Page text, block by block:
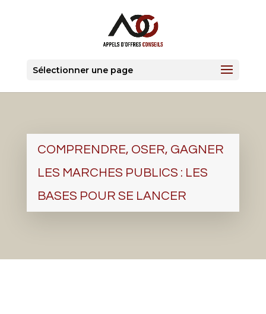
Sélectionner une page
COMPRENDRE, OSER, GAGNER
LES MARCHES PUBLICS : LES
BASES POUR SE LANCER